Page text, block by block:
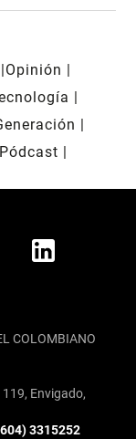
Opinión
Pódcast
COLOMBIANO
119, Envigado,
3315252